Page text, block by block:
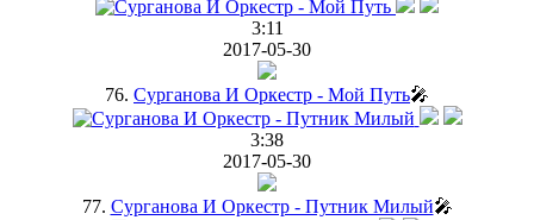
3:11
2017-05-30
76. Сурганова И Оркестр - Мой Путь🎤
3:38
2017-05-30
77. Сурганова И Оркестр - Путник Милый🎤